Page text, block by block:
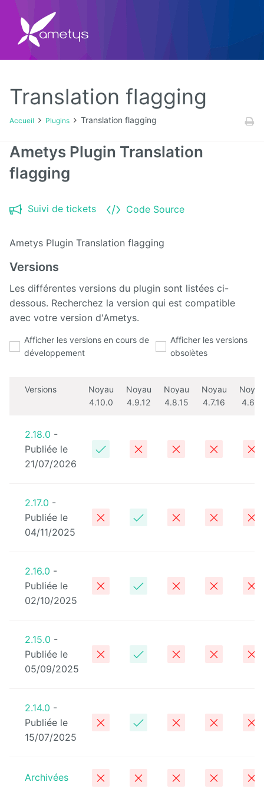
Plugins
Authentification
NTLM
Blog
BPM
Calendar
CaptchEtat
Cart
ContentTypes
Editor
Datasources
Explorer
Exchange
Extra User
Management
Flipbook
Forms
Edition
Translation flagging
Accueil Plugins Translation flagging
Ametys Plugin Translation
flagging
Suivi de tickets Code Source
Ametys Plugin Translation flagging
Versions
Les différentes versions du plugin sont listées ci-
dessous. Recherchez la version qui est compatible
avec votre version d'Ametys.
Afficher les versions en cours de
développement
Afficher les versions
obsolètes
Versions
Noyau
4.10.0
Noyau
4.9.12
Noyau
4.8.15
Noyau
4.7.16
Noyau
4.6.0
2.18.0 -
Publiée le
21/07/2026
2.17.0 -
Publiée le
04/11/2025
2.16.0 -
Publiée le
02/10/2025
2.15.0 -
Publiée le
05/09/2025
2.14.0 -
Publiée le
15/07/2025
Archivées